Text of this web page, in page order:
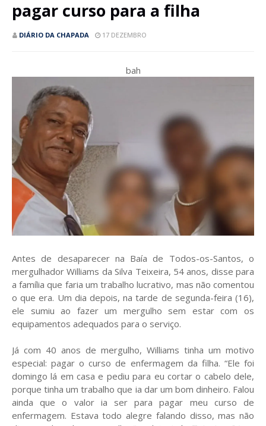
pagar curso para a filha
DIÁRIO DA CHAPADA 17 DEZEMBRO
bah
Antes de desaparecer na Baía de Todos-os-Santos, o
mergulhador Williams da Silva Teixeira, 54 anos, disse para
a família que faria um trabalho lucrativo, mas não comentou
o que era. Um dia depois, na tarde de segunda-feira (16),
ele sumiu ao fazer um mergulho sem estar com os
equipamentos adequados para o serviço.
Já com 40 anos de mergulho, Williams tinha um motivo
especial: pagar o curso de enfermagem da filha. “Ele foi
domingo lá em casa e pediu para eu cortar o cabelo dele,
porque tinha um trabalho que ia dar um bom dinheiro. Falou
ainda que o valor ia ser para pagar meu curso de
enfermagem. Estava todo alegre falando disso, mas não